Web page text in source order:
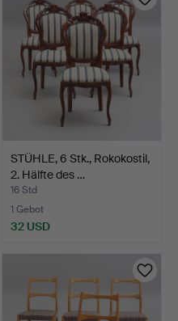
STÜHLE, 6 Stk., Rokokostil,
2. Hälfte des …
16 Std
1 Gebot
32 USD